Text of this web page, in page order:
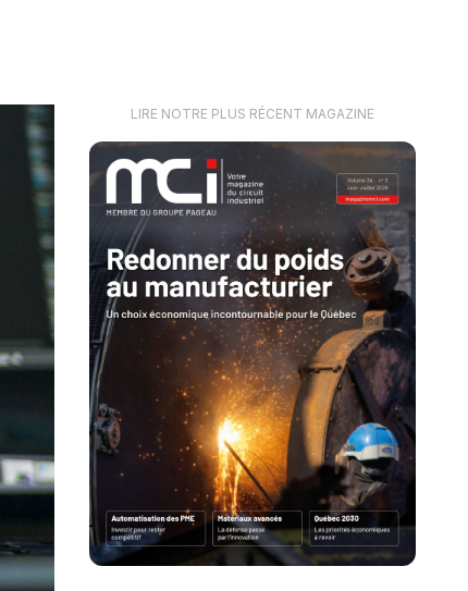
LIRE NOTRE PLUS RÉCENT MAGAZINE